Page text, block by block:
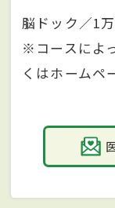
脳ドック／1
※コースによ
くはホームペ